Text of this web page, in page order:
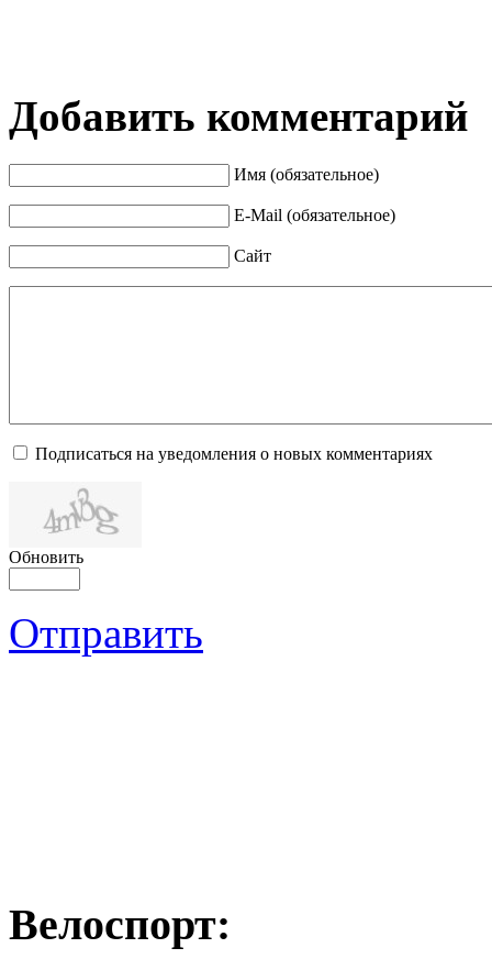
Добавить комментарий
Имя (обязательное)
E-Mail (обязательное)
Сайт
Подписаться на уведомления о новых комментариях
Обновить
Отправить
Велоспорт: